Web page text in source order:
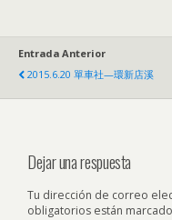
Entrada Anterior
2015.6.20 單車社—環新店溪
Dejar una respuesta
Tu dirección de correo
obligatorios están